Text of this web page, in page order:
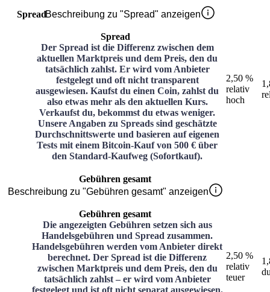
SpreadBeschreibung zu "Spread" anzeigen
Spread
Der Spread ist die Differenz zwischen dem
aktuellen Marktpreis und dem Preis, den du
tatsächlich zahlst. Er wird vom Anbieter
festgelegt und oft nicht transparent
ausgewiesen. Kaufst du einen Coin, zahlst du
also etwas mehr als den aktuellen Kurs.
Verkaufst du, bekommst du etwas weniger.
Unsere Angaben zu Spreads sind geschätzte
Durchschnittswerte und basieren auf eigenen
Tests mit einem Bitcoin-Kauf von 500 € über
den Standard-Kaufweg (Sofortkauf).
2,50 %
relativ
hoch
Gebühren gesamt
Beschreibung zu "Gebühren gesamt" anzeigen
Gebühren gesamt
Die angezeigten Gebühren setzen sich aus
Handelsgebühren und Spread zusammen.
Handelsgebühren werden vom Anbieter direkt
berechnet. Der Spread ist die Differenz
zwischen Marktpreis und dem Preis, den du
tatsächlich zahlst – er wird vom Anbieter
2,50 %
relativ
teuer